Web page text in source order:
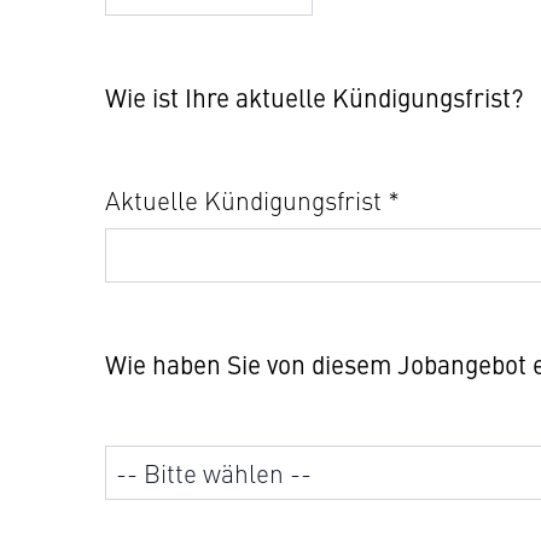
Wie ist Ihre aktuelle Kündigungsfrist?
Aktuelle Kündigungsfrist *
Wie haben Sie von diesem Jobangebot